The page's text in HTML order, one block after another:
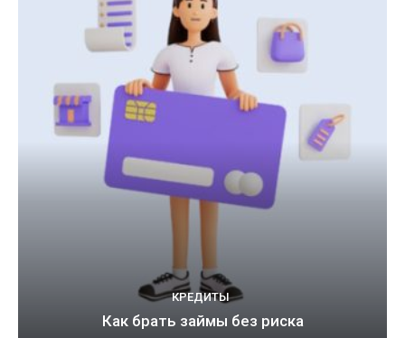
КРЕДИТЫ
Как брать займы без риска